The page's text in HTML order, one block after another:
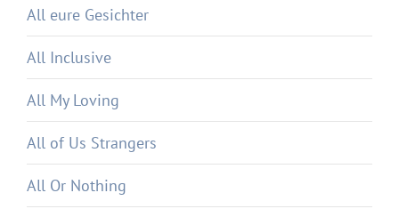
All eure Gesichter
All Inclusive
All My Loving
All of Us Strangers
All Or Nothing